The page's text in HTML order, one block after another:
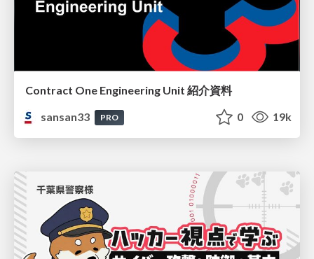
Contract One Engineering Unit 紹介資料
sansan33
PRO 0 19k